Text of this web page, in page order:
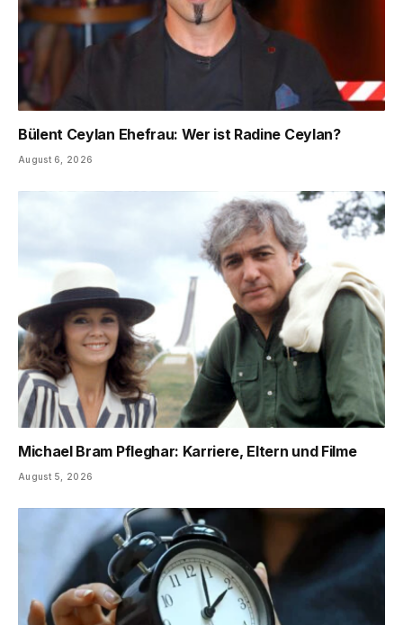
Bülent Ceylan Ehefrau: Wer ist Radine Ceylan?
August 6, 2026
Michael Bram Pfleghar: Karriere, Eltern und Filme
August 5, 2026